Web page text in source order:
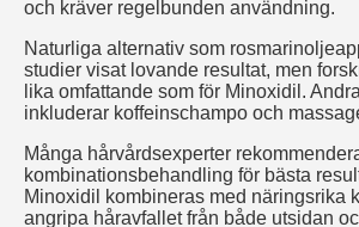
och kräver regelbunden användning.
Naturliga alternativ som
studier visat lovande resultat, men
lika omfattande som för Minoxidil.
inkluderar koffeinschampo och
Många hårvårdsexperter
kombinationsbehandling för bästa
Minoxidil kombineras med näringsrika
angripa håravfallet från både utsidan